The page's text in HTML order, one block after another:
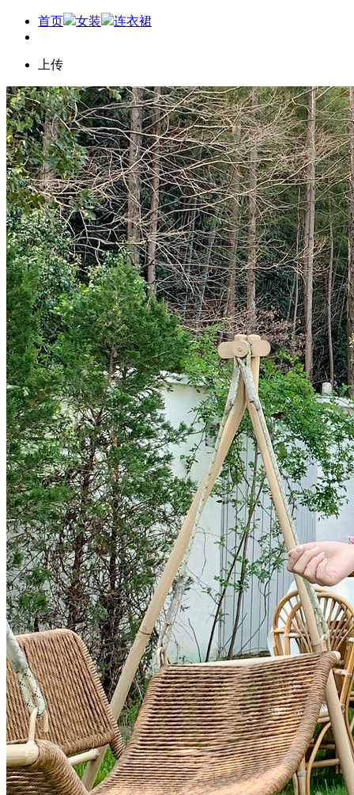
首页 女装 连衣裙
上传